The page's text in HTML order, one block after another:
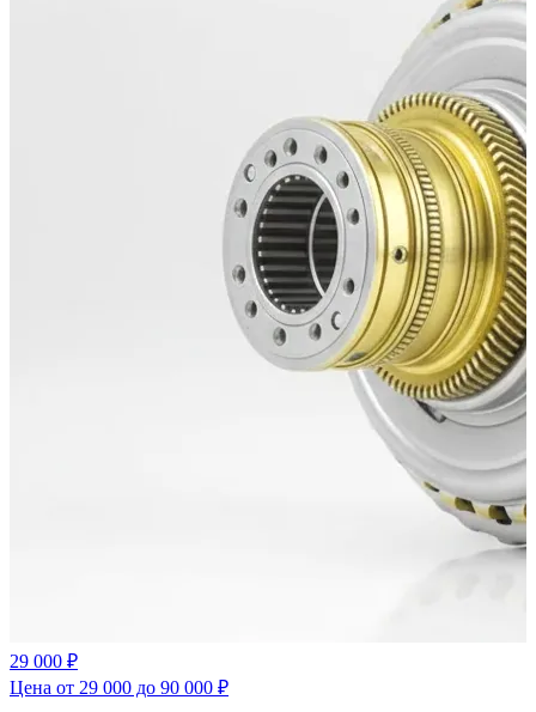
29 000 ₽
Цена от 29 000 до 90 000 ₽